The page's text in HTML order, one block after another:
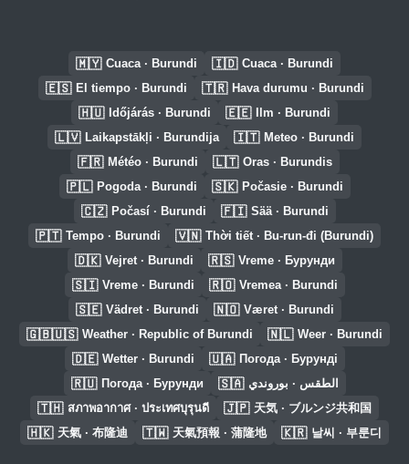
🇲🇾 Cuaca · Burundi 🇮🇩 Cuaca · Burundi
🇪🇸 El tiempo · Burundi 🇹🇷 Hava durumu · Burundi
🇭🇺 Időjárás · Burundi 🇪🇪 Ilm · Burundi
🇱🇻 Laikapstākļi · Burundija 🇮🇹 Meteo · Burundi
🇫🇷 Météo · Burundi 🇱🇹 Oras · Burundis
🇵🇱 Pogoda · Burundi 🇸🇰 Počasie · Burundi
🇨🇿 Počasí · Burundi 🇫🇮 Sää · Burundi
🇵🇹 Tempo · Burundi 🇻🇳 Thời tiết · Bu-run-đi (Burundi)
🇩🇰 Vejret · Burundi 🇷🇸 Vreme · Бурунди
🇸🇮 Vreme · Burundi 🇷🇴 Vremea · Burundi
🇸🇪 Vädret · Burundi 🇳🇴 Været · Burundi
🇬🇧🇺🇸 Weather · Republic of Burundi 🇳🇱 Weer · Burundi
🇩🇪 Wetter · Burundi 🇺🇦 Погода · Бурунді
🇷🇺 Погода · Бурунди 🇸🇦 الطقس · بوروندي
🇹🇭 สภาพอากาศ · ประเทศบุรุนดี 🇯🇵 天気 · ブルンジ共和国
🇭🇰 天氣 · 布隆迪 🇹🇼 天氣預報 · 蒲隆地 🇰🇷 날씨 · 부룬디